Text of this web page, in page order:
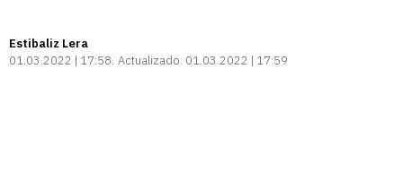
Estibaliz Lera
01.03.2022 | 17:58 Actualizado: 01.03.2022 | 17:59